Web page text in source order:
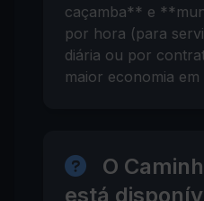
caçamba** e
por hora (para
diária ou por
maior economia
O
está